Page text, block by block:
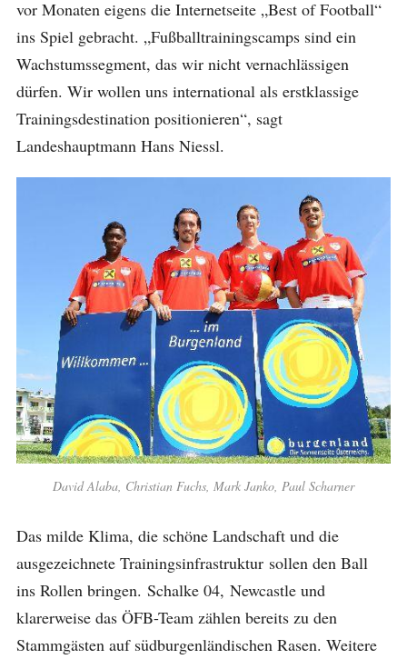
vor Monaten eigens die Internetseite „Best of Football“
ins Spiel gebracht. „Fußballtrainingscamps sind ein
Wachstumssegment, das wir nicht vernachlässigen
dürfen. Wir wollen uns international als erstklassige
Trainingsdestination positionieren“, sagt
Landeshauptmann Hans Niessl.
David Alaba, Christian Fuchs, Mark Janko, Paul Scharner
Das milde Klima, die schöne Landschaft und die
ausgezeichnete Trainingsinfrastruktur sollen den Ball
ins Rollen bringen. Schalke 04, Newcastle und
klarerweise das ÖFB-Team zählen bereits zu den
Stammgästen auf südburgenländischen Rasen. Weitere